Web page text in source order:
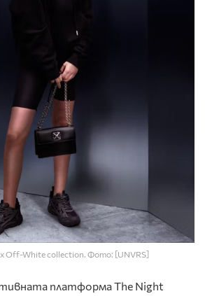
x Off-White collection. Фото: [UNVRS]
платформа The Night